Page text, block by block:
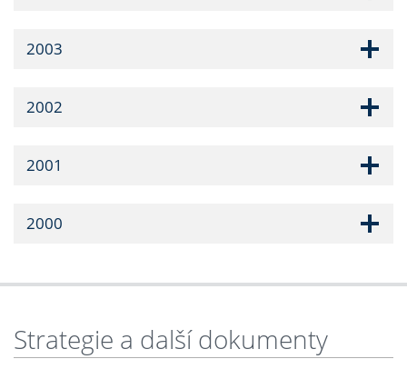
2003
2002
2001
2000
Strategie a další dokumenty